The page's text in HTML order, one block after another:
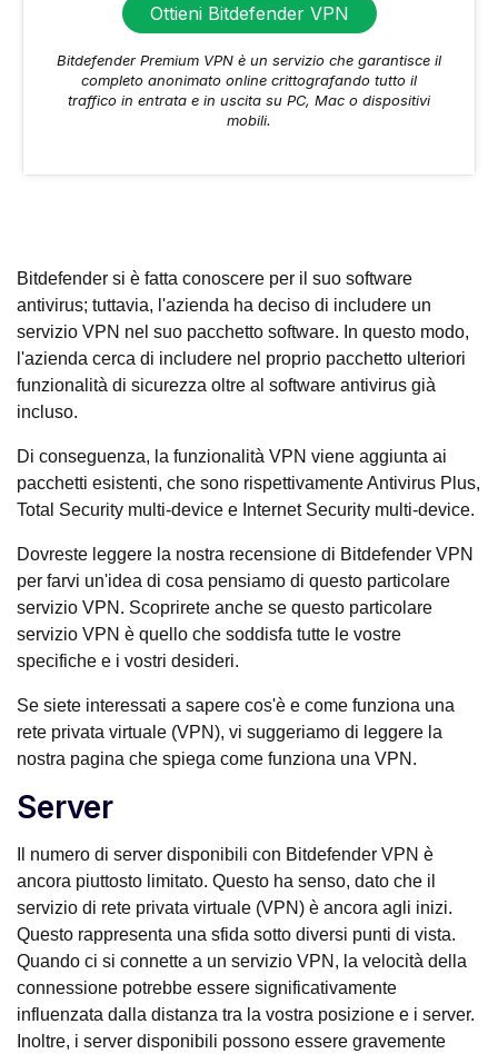
Ottieni Bitdefender VPN
Bitdefender Premium VPN è un servizio che garantisce il
completo anonimato online crittografando tutto il
traffico in entrata e in uscita su PC, Mac o dispositivi
mobili.
Bitdefender si è fatta conoscere per il suo software
antivirus; tuttavia, l'azienda ha deciso di includere un
servizio VPN nel suo pacchetto software. In questo modo,
l'azienda cerca di includere nel proprio pacchetto ulteriori
funzionalità di sicurezza oltre al software antivirus già
incluso.
Di conseguenza, la funzionalità VPN viene aggiunta ai
pacchetti esistenti, che sono rispettivamente Antivirus Plus,
Total Security multi-device e Internet Security multi-device.
Dovreste leggere la nostra recensione di Bitdefender VPN
per farvi un'idea di cosa pensiamo di questo particolare
servizio VPN. Scoprirete anche se questo particolare
servizio VPN è quello che soddisfa tutte le vostre
specifiche e i vostri desideri.
Se siete interessati a sapere cos'è e come funziona una
rete privata virtuale (VPN), vi suggeriamo di leggere la
nostra pagina che spiega come funziona una VPN.
Server
Il numero di server disponibili con Bitdefender VPN è
ancora piuttosto limitato. Questo ha senso, dato che il
servizio di rete privata virtuale (VPN) è ancora agli inizi.
Questo rappresenta una sfida sotto diversi punti di vista.
Quando ci si connette a un servizio VPN, la velocità della
connessione potrebbe essere significativamente
influenzata dalla distanza tra la vostra posizione e i server.
Inoltre, i server disponibili possono essere gravemente